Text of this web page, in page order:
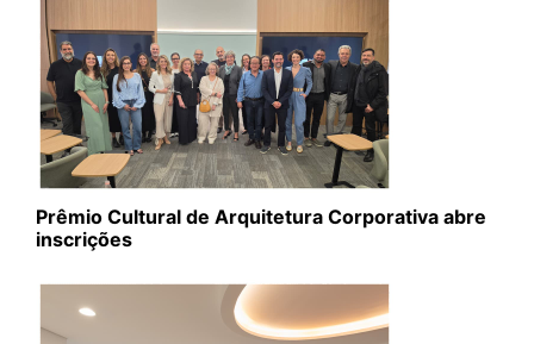
Prêmio Cultural de Arquitetura Corporativa abre
inscrições